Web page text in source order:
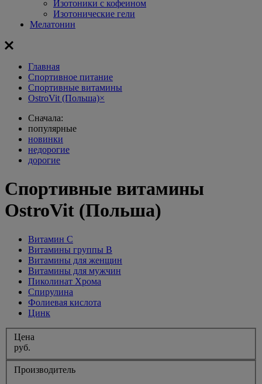
Изотоники с кофеином
Изотонические гели
Мелатонин
Главная
Спортивное питание
Спортивные витамины
OstroVit (Польша)×
Сначала:
популярные
новинки
недорогие
дорогие
Спортивные витамины
OstroVit (Польша)
Витамин С
Витамины группы В
Витамины для женщин
Витамины для мужчин
Пиколинат Хрома
Спирулина
Фолиевая кислота
Цинк
Цена
руб.
Производитель